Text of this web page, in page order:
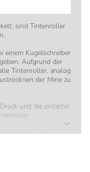
sind Tintenroller
einem Kugelschreiber
Aufgrund der
Tintenroller, analog
der Mine zu
und die einfache
neben dem